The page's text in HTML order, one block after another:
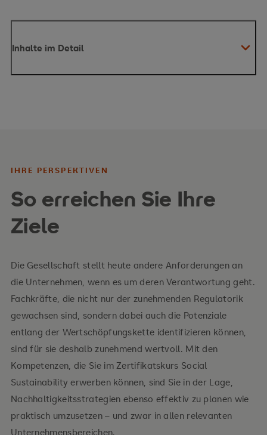
Inhalte im Detail
Ihre Inhalte
Grundlagen sozialer Nachhaltigkeit:
Unternehmensverantwortung
Begrifflichkeit und Elemente der sozialen
Nachhaltigkeit
Rahmenwerke und Regulatorik zur sozialen
Nachhaltigkeit
sozialen Nachhaltigkeit
Merkmale nachhaltiger Unternehmen
Betriebliches Gesundheitsmanagement,
IHRE PERSPEKTIVEN
So erreichen Sie Ihre
Ziele
Die Gesellschaft stellt heute andere Anforderungen an
die Unternehmen, wenn es um deren Verantwortung geht.
Fachkräfte, die nicht nur der zunehmenden Regulatorik
gewachsen sind, sondern dabei auch die Potenziale
entlang der Wertschöpfungskette identifizieren können,
sind für sie deshalb zunehmend wertvoll. Mit den
Kompetenzen, die Sie im Zertifikatskurs Social
Sustainability erwerben können, sind Sie in der Lage,
Nachhaltigkeitsstrategien ebenso effektiv zu planen wie
praktisch umzusetzen – und zwar in allen relevanten
Unternehmensbereichen.